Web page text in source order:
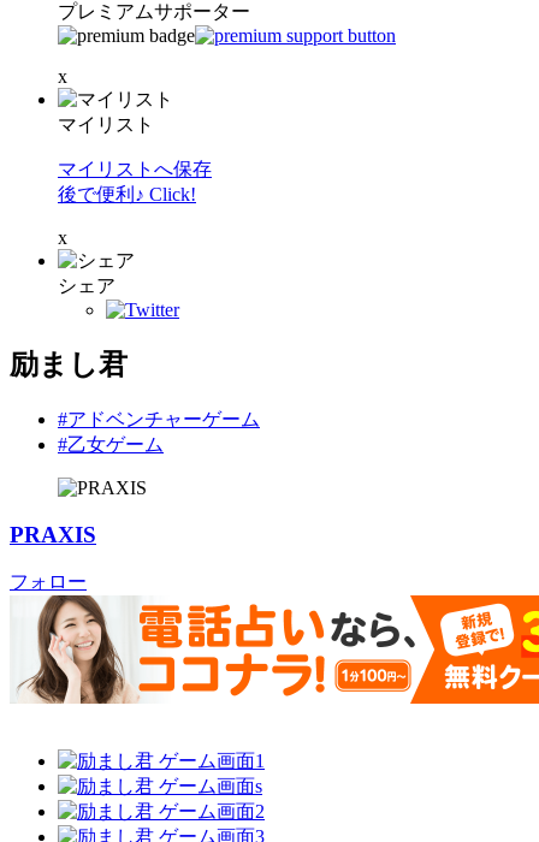
プレミアムサポーター
x
マイリスト
マイリストへ保存
後で便利♪ Click!
x
シェア
励まし君
#アドベンチャーゲーム
#乙女ゲーム
PRAXIS
フォロー